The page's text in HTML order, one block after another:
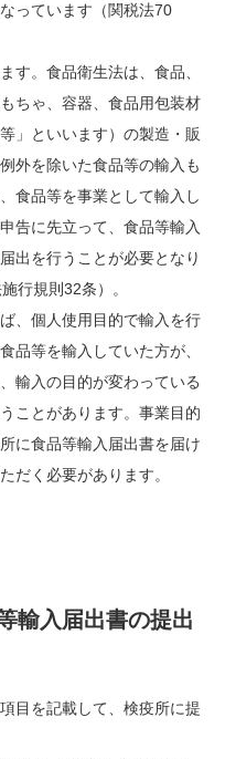
っています（関税法70
す。食品衛生法は、食品、
ちゃ、容器、食品用包装材
」といいます）の製造・販
外を除いた食品等の輸入も
食品等を事業として輸入し
告に先立って、食品等輸入
出を行うことが必要となり
行規則 32条）。
、個人使用目的で輸入を行
品等を輸入していた方が、
輸入の目的が変わっている
ことがあります。事業目的
に食品等輸入届出書を届け
だく必要があります。
輸入届出書の提出
目を記載して、検疫所に提